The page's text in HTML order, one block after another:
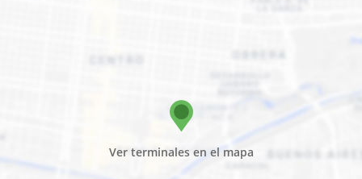
Ver terminales en el mapa